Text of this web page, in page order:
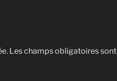
Les champs obligatoires sont